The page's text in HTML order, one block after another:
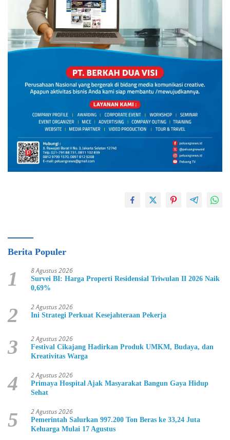
Berita Populer
1 8 Agustus 2026
Survei BI: Harga Properti Residensial Triwulan II 2026 Naik
0,69%
2 2 Agustus 2026
Ini Strategi Perkuat Kesejahteraan Pekerja
3 2 Agustus 2026
Festival Cikajang Hadirkan Produk UMKM, Budaya, dan
Kreativitas Warga
4 2 Agustus 2026
Primaya Hospital Ajak Masyarakat Bangun Gaya Hidup
Sehat
5 2 Agustus 2026
Pemerintah Salurkan 997.200 Ton Beras ke 33,24 Juta
Keluarga Mulai 17 Agustus